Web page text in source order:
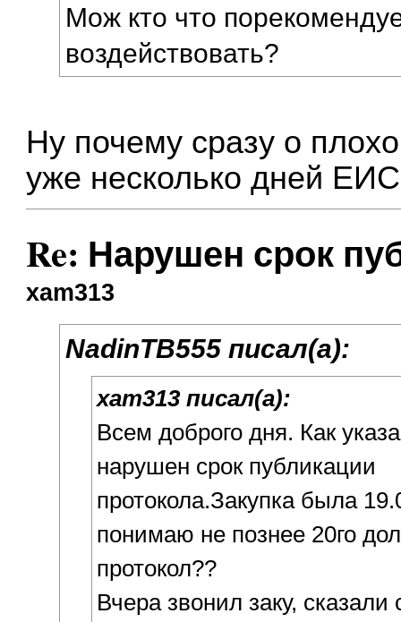
Мож кто что
воздействовать?
Ну почему сразу о
уже несколько дней
Re: Нарушен срок
xam313
NadinTB555 писал(а):
xam313 писал(а):
Всем доброго дня. Как
нарушен срок публикации
протокола.Закупка была
понимаю не познее 20го
протокол??
Вчера звонил заку, сказали